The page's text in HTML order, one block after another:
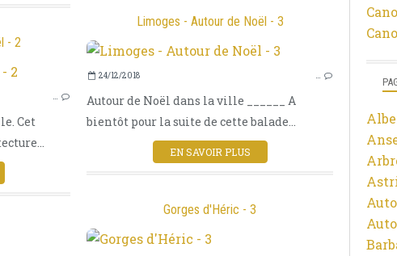
Limoges - Autour de Noël - 3
24/12/2018 …
Autour de Noël dans la ville ______ A
bientôt pour la suite de cette balade...
EN SAVOIR PLUS
- 2
NOËL
OMBRES ET LUMIÈRES
PHOTOGRAPHIES
LIMOUSIN
…
Cet
Gorges d'Héric - 3